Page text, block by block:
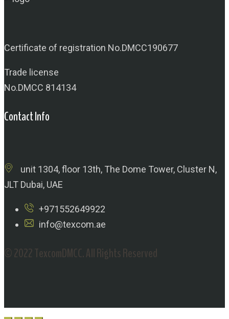
Certificate of registration No.DMCC190677
Trade license
No.DMCC 814134
Contact Info
unit 1304, floor 13th, The Dome Tower, Cluster N,
JLT Dubai, UAE
+971552649922
info@texcom.ae
© 2022 TexcomDMCC. All Rights Reserved